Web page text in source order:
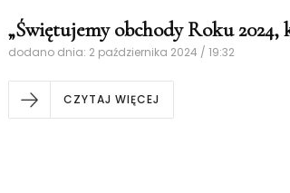
„Świętujemy obchody Roku 2024,
dodano dnia: 2 października 2024 / 19:32
CZYTAJ WIĘCEJ